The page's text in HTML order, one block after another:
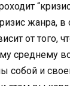
жанра,
от того,
среднему
собой и